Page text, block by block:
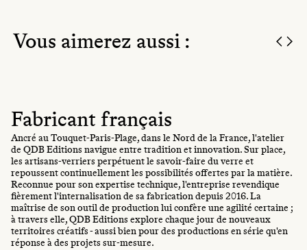
Vous aimerez aussi :
Fabricant français
Ancré au Touquet-Paris-Plage, dans le Nord de la France, l'atelier
de QDB Editions navigue entre tradition et innovation. Sur place,
les artisans-verriers perpétuent le savoir-faire du verre et
repoussent continuellement les possibilités offertes par la matière.
Reconnue pour son expertise technique, l'entreprise revendique
fièrement l'internalisation de sa fabrication depuis 2016. La
maîtrise de son outil de production lui confère une agilité certaine ;
à travers elle, QDB Editions explore chaque jour de nouveaux
territoires créatifs - aussi bien pour des productions en série qu'en
réponse à des projets sur-mesure.